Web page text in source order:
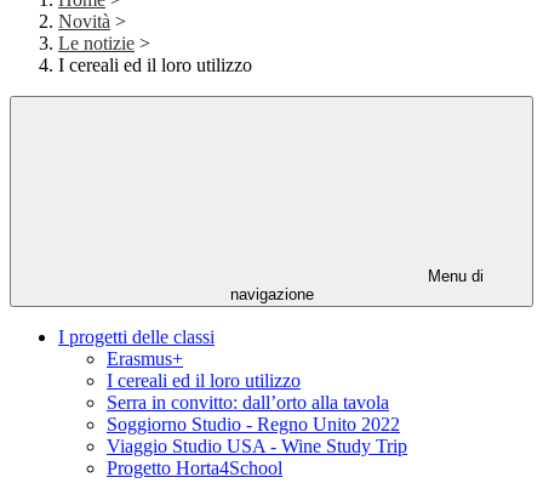
Novità >
Le notizie >
I cereali ed il loro utilizzo
Menu di
navigazione
I progetti delle classi
Erasmus+
I cereali ed il loro utilizzo
Serra in convitto: dall’orto alla tavola
Soggiorno Studio - Regno Unito 2022
Viaggio Studio USA - Wine Study Trip
Progetto Horta4School